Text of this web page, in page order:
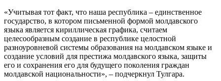
«Учитывая тот факт, что наша республика – единственное
государство, в котором письменной формой молдавского
языка является кириллическая графика, считаем
целесообразным создание в республике целостной
разноуровневой системы образования на молдавском языке и
создание условий для престижа молдавского языка, защиты
его и сохранения его для будущего поколения граждан
молдавской национальности», – подчеркнул Тулгара.